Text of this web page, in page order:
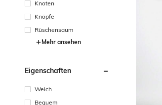
Knoten
Knöpfe
Rüschensaum
Mehr ansehen
Eigenschaften
Weich
Bequem